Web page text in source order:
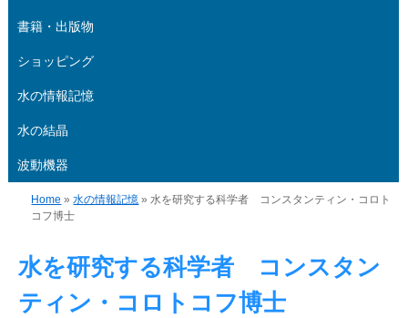
書籍・出版物
ショッピング
水の情報記憶
水の結晶
波動機器
Home »水の情報記憶 » 水を研究する科学者 コンスタンティン・コロト
コフ博士
水を研究する科学者 コンスタン
ティン・コロトコフ博士